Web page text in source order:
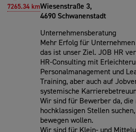
7265.34 kmWiesenstraße 3,
4690 Schwanenstadt
Unternehmensberatung
Mehr Erfolg für
das ist unser Ziel. JOB HR
HR-Consulting mit
Personalmanagement und
Training, aber auch auf
systemische
Wir sind für Bewerber da, die
hochklassigen Stellen
bewegen wollen.
Wir sind für Klein- und